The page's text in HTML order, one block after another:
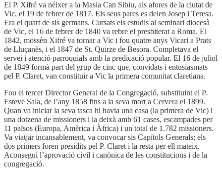
El P. Xifré va néixer a la Masia Can Sibiu, als afores de la ciutat de
Vic, el 19 de febrer de 1817. Els seus pares es deien Josep i Teresa.
Era el quart de sis germans. Cursats els estudis al seminari diocesà
de Vic, el 16 de febrer de 1840 va rebre el presbiterat a Roma. El
1842, mossèn Xifré va tornar a Vic i fou quatre anys Vicari a Prats
de Lluçanès, i el 1847 de St. Quirze de Besora. Completava el
servei i atenció parroquials amb la predicació popular. El 16 de juliol
de 1849 formà part del grup de cinc que, convidats i entusiasmats
pel P. Claret, van constituir a Vic la primera comunitat claretiana.
Fou el tercer Director General de la Congregació, substituint el P.
Esteve Sala, de l’any 1858 fins a la seva mort a Cervera el 1899.
Quan va iniciar la seva tasca hi havia una casa (la primera de Vic) i
una dotzena de missioners i la deixà amb 61 cases, escampades per
11 països (Europa, Amèrica i Àfrica) i un total de 1.782 missioners.
Va viatjar incansablement, va convocar sis Capítols Generals; els
dos primers foren presidits pel P. Claret i la resta per ell mateix.
Aconseguí l’aprovació civil i canònica de les constitucions i de la
congregació.